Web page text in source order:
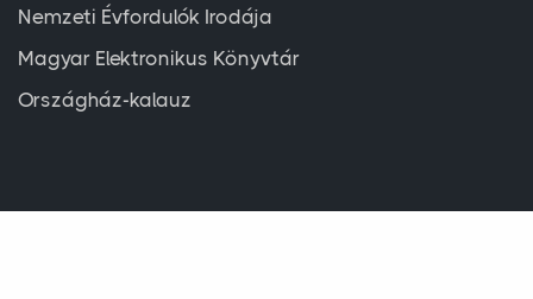
Nemzeti Évfordulók Irodája
Magyar Elektronikus Könyvtár
Országház-kalauz